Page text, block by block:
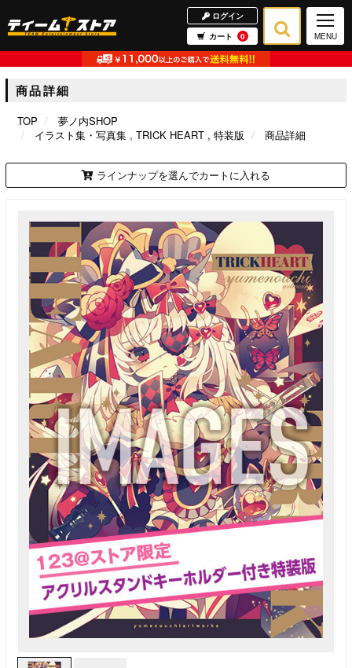
ログイン
カート
0 MENU
商品詳細
TOP
夢ノ内SHOP
イラスト集・写真集
TRICK HEART 特装版 商品詳細
ラインナップを選んでカートに入れる